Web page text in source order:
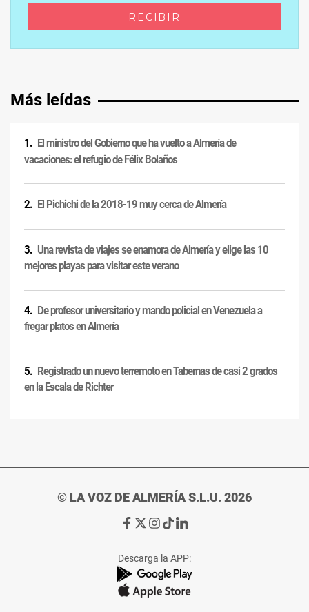
Más leídas
El ministro del Gobierno que ha vuelto a Almería de
vacaciones: el refugio de Félix Bolaños
El Pichichi de la 2018-19 muy cerca de Almería
Una revista de viajes se enamora de Almería y elige las 10
mejores playas para visitar este verano
De profesor universitario y mando policial en Venezuela a
fregar platos en Almería
Registrado un nuevo terremoto en Tabernas de casi 2 grados
en la Escala de Richter
© LA VOZ DE ALMERÍA S.L.U. 2026
Ir
de
La
Voz
Ir
de
La
Voz
Ir
de
La
Voz
Ir
de
La
Voz
Ir
de
La
Voz
Descarga la APP: